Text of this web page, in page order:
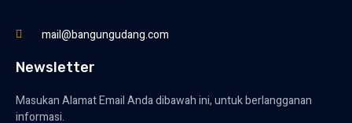
mail@bangungudang.com
Newsletter
Masukan Alamat Email Anda dibawah ini, untuk berlangganan
informasi.